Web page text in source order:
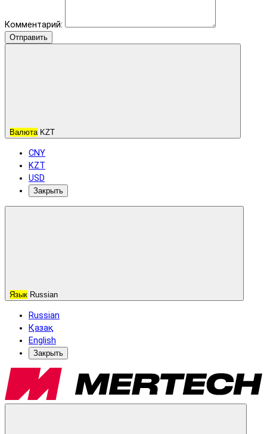
Комментарий:
Отправить
Валюта KZT
CNY
KZT
USD
Закрыть
Язык Russian
Russian
Қазақ
English
Закрыть